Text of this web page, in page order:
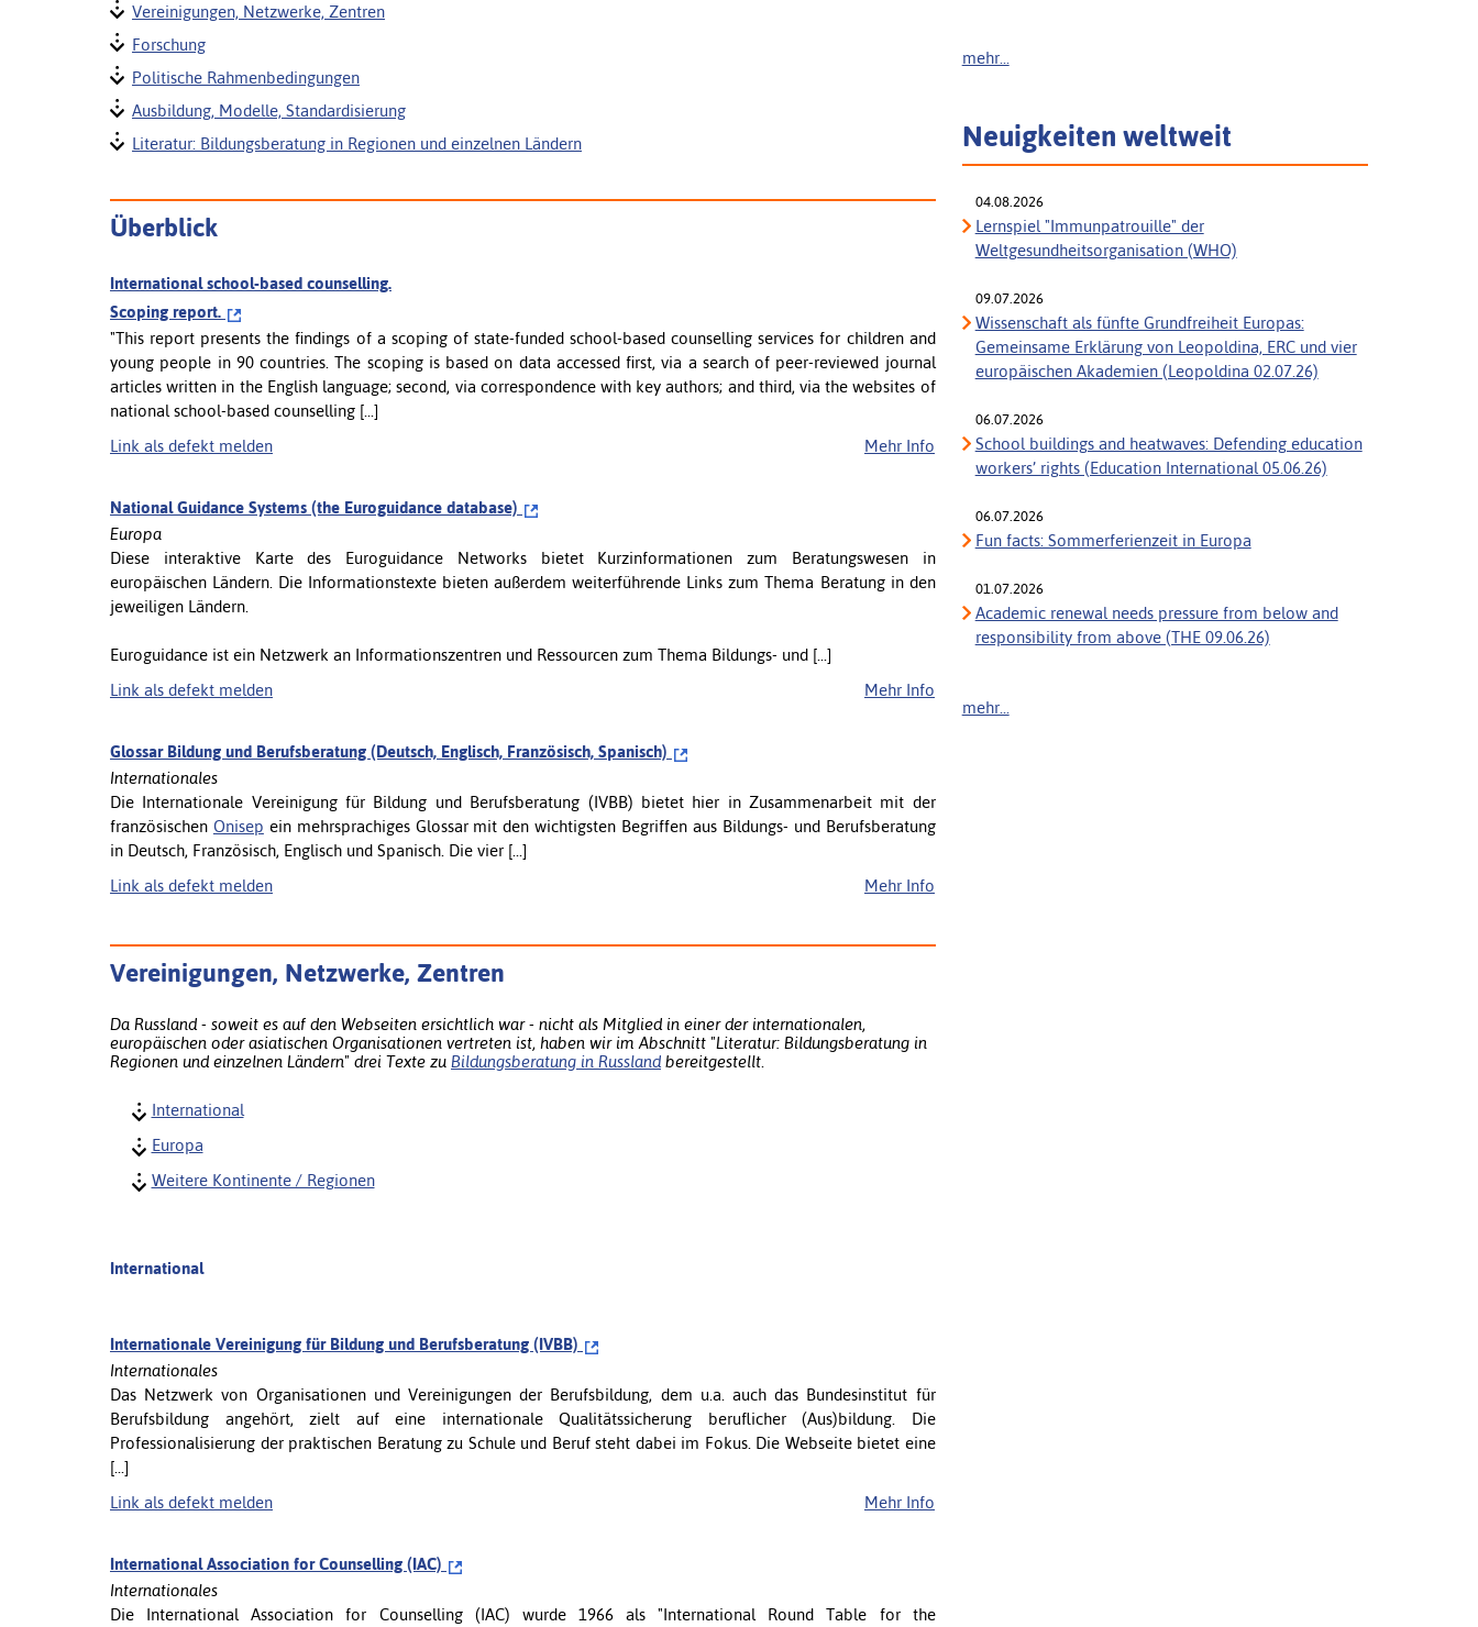
Vereinigungen, Netzwerke, Zentren
Forschung
Politische Rahmenbedingungen
Ausbildung, Modelle, Standardisierung
Literatur: Bildungsberatung in Regionen und einzelnen Ländern
Überblick
International school-based counselling.
Scoping report.
"This report presents the findings of a scoping of state-funded school-based counselling services for children and
young people in 90 countries. The scoping is based on data accessed first, via a search of peer-reviewed journal
articles written in the English language; second, via correspondence with key authors; and third, via the websites of
national school-based counselling [...]
Mehr Info
Link als defekt melden
National Guidance Systems (the Euroguidance database)
Europa
Diese interaktive Karte des Euroguidance Networks bietet Kurzinformationen zum Beratungswesen in
europäischen Ländern. Die Informationstexte bieten außerdem weiterführende Links zum Thema Beratung in den
jeweiligen Ländern.
Euroguidance ist ein Netzwerk an Informationszentren und Ressourcen zum Thema Bildungs- und [...]
Mehr Info
Link als defekt melden
Glossar Bildung und Berufsberatung (Deutsch, Englisch, Französisch, Spanisch)
Internationales
Die Internationale Vereinigung für Bildung und Berufsberatung (IVBB) bietet hier in Zusammenarbeit mit der
französischen Onisep ein mehrsprachiges Glossar mit den wichtigsten Begriffen aus Bildungs- und Berufsberatung
in Deutsch, Französisch, Englisch und Spanisch. Die vier [...]
Mehr Info
Link als defekt melden
Vereinigungen, Netzwerke, Zentren
Da Russland - soweit es auf den Webseiten ersichtlich war - nicht als Mitglied in einer der internationalen,
europäischen oder asiatischen Organisationen vertreten ist, haben wir im Abschnitt "Literatur: Bildungsberatung in
Regionen und einzelnen Ländern" drei Texte zu Bildungsberatung in Russland bereitgestellt.
International
Europa
Weitere Kontinente / Regionen
International
Internationale Vereinigung für Bildung und Berufsberatung (IVBB)
Internationales
Das Netzwerk von Organisationen und Vereinigungen der Berufsbildung, dem u.a. auch das Bundesinstitut für
Berufsbildung angehört, zielt auf eine internationale Qualitätssicherung beruflicher (Aus)bildung. Die
Professionalisierung der praktischen Beratung zu Schule und Beruf steht dabei im Fokus. Die Webseite bietet eine
[...]
Mehr Info
Link als defekt melden
International Association for Counselling (IAC)
Internationales
Die International Association for Counselling (IAC) wurde 1966 als "International Round Table for the
mehr...
Neuigkeiten weltweit
04.08.2026
Lernspiel "Immunpatrouille" der
Weltgesundheitsorganisation (WHO)
09.07.2026
Wissenschaft als fünfte Grundfreiheit Europas:
Gemeinsame Erklärung von Leopoldina, ERC und vier
europäischen Akademien (Leopoldina 02.07.26)
06.07.2026
School buildings and heatwaves: Defending education
workers’ rights (Education International 05.06.26)
06.07.2026
Fun facts: Sommerferienzeit in Europa
01.07.2026
Academic renewal needs pressure from below and
responsibility from above (THE 09.06.26)
mehr...